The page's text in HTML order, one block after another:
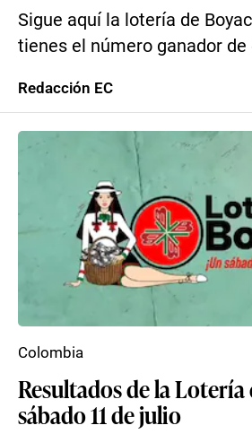
Sigue aquí la lotería de
tienes el número ganador de
Redacción EC
Resultados de la Lotería
sábado 11 de julio
Colombia